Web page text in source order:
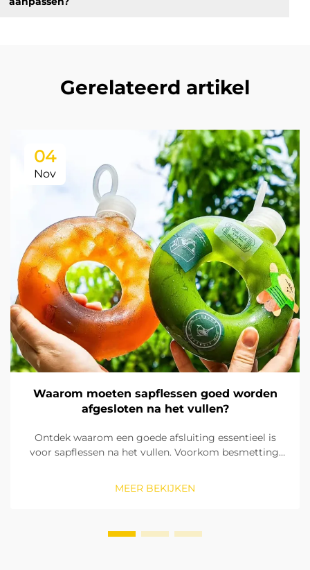
Gerelateerd artikel
04
Nov
Waarom moeten sapflessen goed worden
afgesloten na het vullen?
Ontdek waarom een goede afsluiting essentieel is
voor sapflessen na het vullen. Voorkom besmetting,
afsluitoplossingen. Meer weten?
MEER BEKIJKEN